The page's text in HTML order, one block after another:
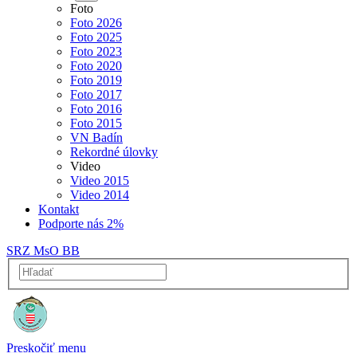
Foto
Foto 2026
Foto 2025
Foto 2023
Foto 2020
Foto 2019
Foto 2017
Foto 2016
Foto 2015
VN Badín
Rekordné úlovky
Video
Video 2015
Video 2014
Kontakt
Podporte nás 2%
SRZ MsO BB
Preskočiť menu